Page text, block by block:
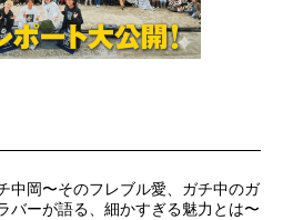
中岡〜そのフレブル愛、ガチ中のガ
バーが語る、細かすぎる魅力とは〜